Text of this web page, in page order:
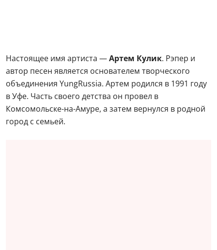
Настоящее имя артиста —Артем Кулик. Рэпер и
автор песен является основателем творческого
объединения YungRussia. Артем родился в 1991 году
в Уфе. Часть своего детства он провел в
Комсомольске-на-Амуре, а затем вернулся в родной
город с семьей.